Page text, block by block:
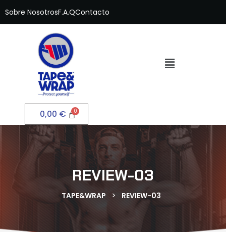
Sobre NosotrosF.A.QContacto
0,00 €
REVIEW-03
TAPE&WRAP > REVIEW-03